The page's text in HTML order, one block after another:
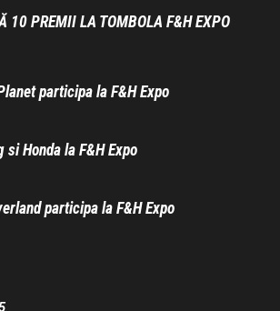
10 PREMII LA TOMBOLA F&H EXPO
participa la F&H Expo
Honda la F&H Expo
participa la F&H Expo